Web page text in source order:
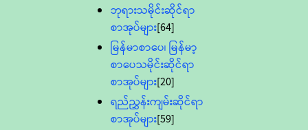
ဘုရားသမိုင်းဆိုင်ရာ
စာအုပ်များ[64]
မြန်မာစာပေ၊ မြန်မာ့
စာပေသမိုင်းဆိုင်ရာ
စာအုပ်များ[20]
ရည်ညွှန်းကျမ်းဆိုင်ရာ
စာအုပ်များ[59]